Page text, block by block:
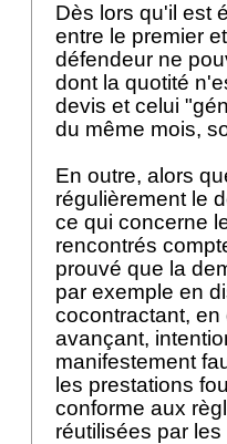
Dès lors qu'il est
entre le premier
défendeur ne
dont la quotité
devis et celui
du même mois,
En outre, alors
régulièrement le
ce qui concerne
rencontrés
prouvé que la
par exemple en
cocontractant,
avançant,
manifestement
les prestations
conforme aux
réutilisées par